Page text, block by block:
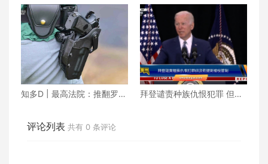
年的凶杀率达到了近25年来
的最高点
钱来降低犯罪
知多D | 最高法院：推翻罗诉
拜登谴责种族仇恨犯罪 但没
评论列表 共有 0 条评论